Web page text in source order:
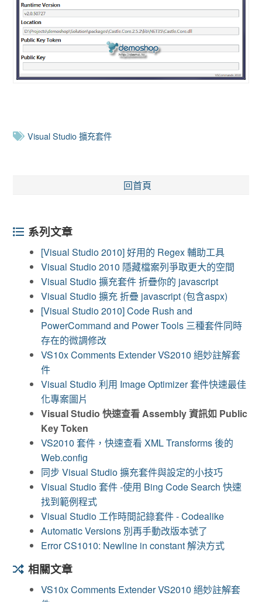
Visual Studio 擴充套件
回首頁
系列文章
[Visual Studio 2010] 好用的 Regex 輔助工具
Visual Studio 2010 隱藏檔案列爭取更大的空間
Visual Studio 擴充套件 折疊你的 javascript
Visual Studio 擴充 折疊 javascript (包含aspx)
[Visual Studio 2010] Code Rush and
PowerCommand and Power Tools 三種套件同時
存在的微調修改
VS10x Comments Extender VS2010 絕妙註解套
件
Visual Studio 利用 Image Optimizer 套件快速最佳
化專案圖片
Visual Studio 快速查看 Assembly 資訊如 Public
Key Token
VS2010 套件，快速查看 XML Transforms 後的
Web.config
同步 Visual Studio 擴充套件與設定的小技巧
Visual Studio 套件 -使用 Bing Code Search 快速
找到範例程式
Visual Studio 工作時間記錄套件 - Codealike
Automatic Versions 別再手動改版本號了
Error CS1010: Newline in constant 解決方式
相關文章
VS10x Comments Extender VS2010 絕妙註解套